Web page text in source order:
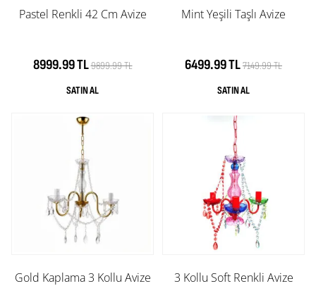
Pastel Renkli 42 Cm Avize
8999.99 TL9899.99 TL
Mint Yeşili Taşlı Avize
6499.99 TL7149.99 TL
Gold Kaplama 3 Kollu Avize 3 Kollu Soft Renkli Avize